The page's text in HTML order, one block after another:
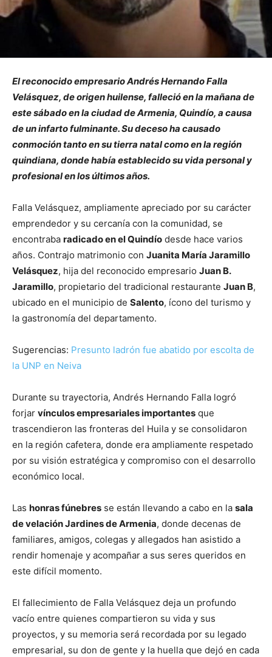
El reconocido empresario Andrés Hernando Falla
Velásquez, de origen huilense, falleció en la mañana de
este sábado en la ciudad de Armenia, Quindío, a causa
de un infarto fulminante. Su deceso ha causado
conmoción tanto en su tierra natal como en la región
quindiana, donde había establecido su vida personal y
profesional en los últimos años.
Falla Velásquez, ampliamente apreciado por su carácter
emprendedor y su cercanía con la comunidad, se
encontraba radicado en el Quindío desde hace varios
años. Contrajo matrimonio con Juanita María Jaramillo
Velásquez, hija del reconocido empresario Juan B.
Jaramillo, propietario del tradicional restaurante Juan B,
ubicado en el municipio de Salento, ícono del turismo y
la gastronomía del departamento.
Sugerencias: Presunto ladrón fue abatido por escolta de
la UNP en Neiva
Durante su trayectoria, Andrés Hernando Falla logró
forjar vínculos empresariales importantes que
trascendieron las fronteras del Huila y se consolidaron
en la región cafetera, donde era ampliamente respetado
por su visión estratégica y compromiso con el desarrollo
económico local.
Las honras fúnebres se están llevando a cabo en la sala
de velación Jardines de Armenia, donde decenas de
familiares, amigos, colegas y allegados han asistido a
rendir homenaje y acompañar a sus seres queridos en
este difícil momento.
El fallecimiento de Falla Velásquez deja un profundo
vacío entre quienes compartieron su vida y sus
proyectos, y su memoria será recordada por su legado
empresarial, su don de gente y la huella que dejó en cada